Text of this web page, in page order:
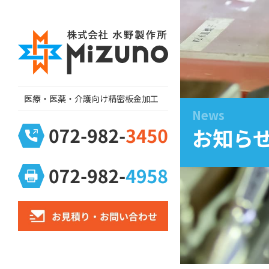
医療・医薬・介護向け精密板金加工
News
お知ら